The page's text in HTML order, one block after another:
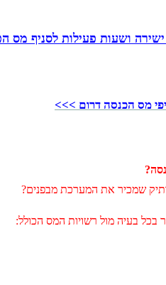
ושעות פעילות לסניף מס
מס הכנסה דרום >>>
שמכיר את המערכת מבפנים?
בכל בעיה מול רשויות המס הכולל: